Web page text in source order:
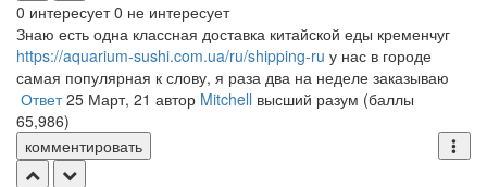
0 интересует 0 не интересует
Знаю есть одна классная доставка китайской еды кременчуг
https://aquarium-sushi.com.ua/ru/shipping-ru у нас в городе
самая популярная к слову, я раза два на неделе заказываю
Ответ 25 Март, 21 автор Mitchell высший разум (баллы
65,986)
комментировать